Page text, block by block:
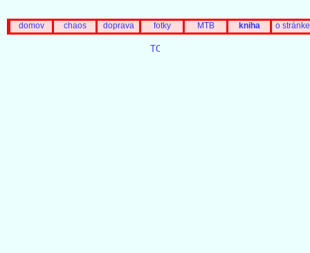
domov chaos doprava fotky MTB kniha o stránke